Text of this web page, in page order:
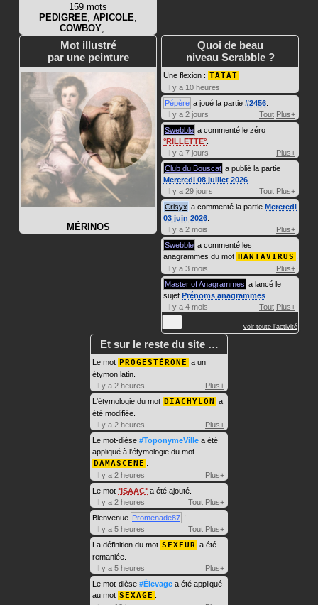
159 mots
PEDIGREE APICOLE
COWBOY
Mot illustré
par une peinture
MÉRINOS
Quoi de beau
niveau Scrabble ?
Une flexion : TATAT
Il y a 10 heures
Pépère a joué la partie #2456
Il y a 2 jours
Tout Plus+
Swebble a commenté le zéro
RILLETTE
Il y a 7 jours
Plus+
Club du Bouscat a publié la partie
Mercredi 08 juillet 2026
Il y a 29 jours
Tout Plus+
Crisyx a commenté la partie Mercredi
03 juin 2026
Il y a 2 mois
Plus+
Swebble a commenté les
anagrammes du mot HANTAVIRUS
Il y a 3 mois
Plus+
Master of Anagrammes a lancé le
sujet Prénoms anagrammes
Il y a 4 mois
Tout Plus+
voir toute l'activité
Et sur le reste du site …
Le mot PROGESTÉRONE a un
étymon latin.
Il y a 2 heures
Plus+
L'étymologie du mot DIACHYLON a
été modifiée.
Il y a 2 heures
Plus+
Le mot-dièse #ToponymeVille a été
appliqué à l'étymologie du mot
DAMASCÈNE
Il y a 2 heures
Plus+
Le mot ISAAC a été ajouté.
Il y a 2 heures
Tout Plus+
Bienvenue Promenade87 !
Il y a 5 heures
Tout Plus+
La définition du mot SEXEUR a été
remaniée.
Il y a 5 heures
Plus+
Le mot-dièse #Élevage a été appliqué
au mot SEXAGE